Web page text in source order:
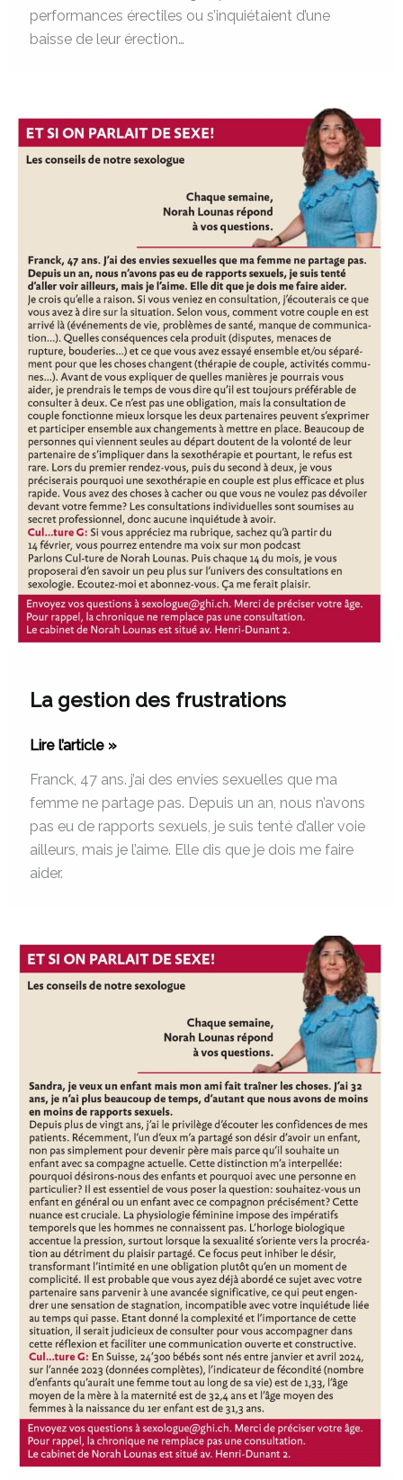
performances érectiles ou s’inquiétaient d’une
baisse de leur érection…
La gestion des frustrations
gestion
des
Lire l’article »
Franck, 47 ans. j’ai des envies sexuelles que ma
femme ne partage pas. Depuis un an, nous n’avons
pas eu de rapports sexuels, je suis tenté d’aller voie
ailleurs, mais je l’aime. Elle dis que je dois me faire
aider.
Désir
d’enfants